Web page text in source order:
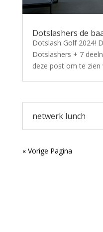
Dotslashers de
Dotslash Golf 2024!
Dotslashers + 7
deze post om te zien
netwerk lunch
« Vorige Pagina